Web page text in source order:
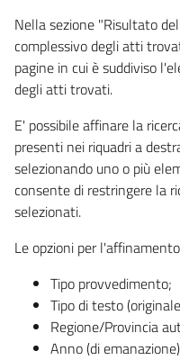
Nella sezione "Risultato
complessivo degli atti
pagine in cui è suddiviso
degli atti trovati.
E' possibile affinare la
presenti nei riquadri a
selezionando uno o più
consente di restringere la
selezionati.
Le opzioni per
Tipo provvedimento;
Tipo di testo
Regione/Provincia
Anno (di